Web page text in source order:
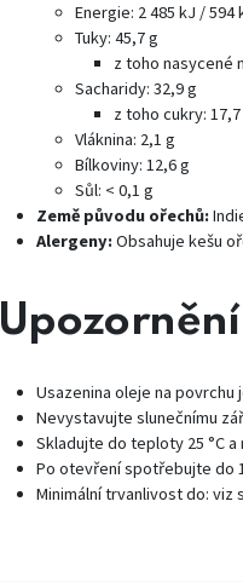
Energie: 2 485 kJ / 594
Tuky: 45,7 g
z toho nasycené
Sacharidy: 32,9 g
z toho cukry: 17,7
Vláknina: 2,1 g
Bílkoviny: 12,6 g
Sůl: < 0,1 g
Země původu ořechů:
Alergeny:Obsahuje kešu
Upozornění
Usazenina oleje na
Nevystavujte slunečnímu
Skladujte do teploty 25 °C
Po otevření spotřebujte do
Minimální trvanlivost do: viz